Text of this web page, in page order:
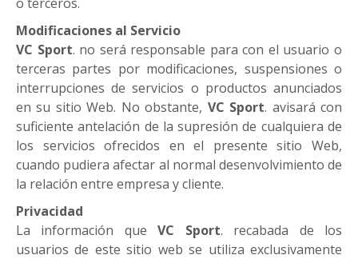
Modificaciones al Servicio
VC Sport. no será responsable para con el usuario o
terceras partes por modificaciones, suspensiones o
interrupciones de servicios o productos anunciados
en su sitio Web. No obstante, VC Sport. avisará con
suficiente antelación de la supresión de cualquiera de
los servicios ofrecidos en el presente sitio Web,
cuando pudiera afectar al normal desenvolvimiento de
la relación entre empresa y cliente.
Privacidad
La información queVC Sport. recabada de los
usuarios de este sitio web se utiliza exclusivamente